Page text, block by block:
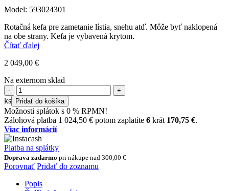
Model: 593024301
Rotačná kefa pre zametanie lístia, snehu atď. Môže byť naklopená
na obe strany. Kefa je vybavená krytom.
Čítať ďalej
2 049,00 €
Na externom sklad
množstvo
Rotačná
kefa
pre
RC-
series
ks Pridať do košíka
Možnosti splátok s 0 % RPMN!
Zálohová platba 1 024,50 € potom zaplatíte 6 krát 170,75 €.
Viac informácií
Platba na splátky
Doprava zadarmo pri nákupe nad 300,00 €
Porovnať Pridať do zoznamu
Popis